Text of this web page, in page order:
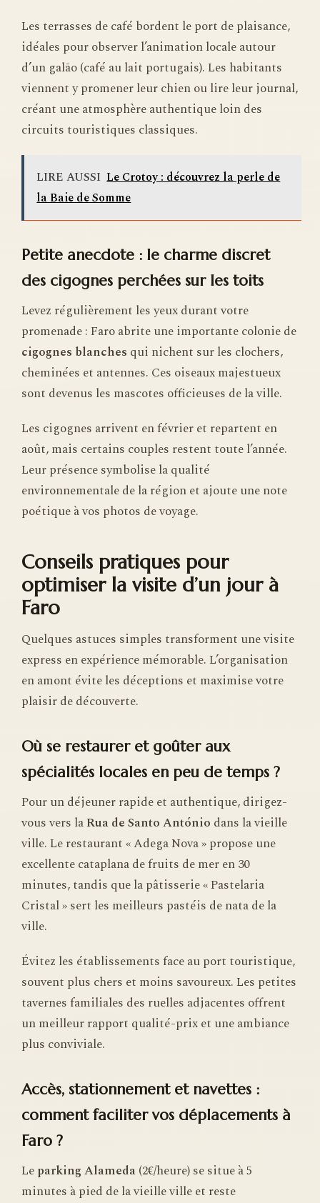
Les terrasses de café bordent le port de plaisance,
idéales pour observer l’animation locale autour
d’un galão (café au lait portugais). Les habitants
viennent y promener leur chien ou lire leur journal,
créant une atmosphère authentique loin des
circuits touristiques classiques.
LIRE AUSSI Le Crotoy : découvrez la perle de
la Baie de Somme
Petite anecdote : le charme discret
des cigognes perchées sur les toits
Levez régulièrement les yeux durant votre
promenade : Faro abrite une importante colonie de
cigognes blanches qui nichent sur les clochers,
cheminées et antennes. Ces oiseaux majestueux
sont devenus les mascotes officieuses de la ville.
Les cigognes arrivent en février et repartent en
août, mais certains couples restent toute l’année.
Leur présence symbolise la qualité
environnementale de la région et ajoute une note
poétique à vos photos de voyage.
Conseils pratiques pour
optimiser la visite d’un jour à
Faro
Quelques astuces simples transforment une visite
express en expérience mémorable. L’organisation
en amont évite les déceptions et maximise votre
plaisir de découverte.
Où se restaurer et goûter aux
spécialités locales en peu de temps ?
Pour un déjeuner rapide et authentique, dirigez-
vous vers laRua de Santo António dans la vieille
ville. Le restaurant « Adega Nova » propose une
excellente cataplana de fruits de mer en 30
minutes, tandis que la pâtisserie « Pastelaria
Cristal » sert les meilleurs pastéis de nata de la
ville.
Évitez les établissements face au port touristique,
souvent plus chers et moins savoureux. Les petites
tavernes familiales des ruelles adjacentes offrent
un meilleur rapport qualité-prix et une ambiance
plus conviviale.
Accès, stationnement et navettes :
comment faciliter vos déplacements à
Faro ?
Leparking Alameda(2€/heure) se situe à 5
minutes à pied de la vieille ville et reste